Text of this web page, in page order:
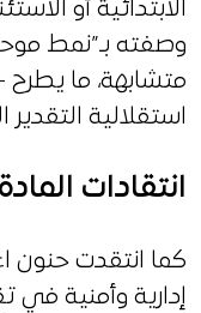
الابتدائية أو
وصفته بـ”نمط
متشابهة، ما
استقلالية
انتقادات المادة 200
كما انتقدت حنون
إدارية وأمنية في